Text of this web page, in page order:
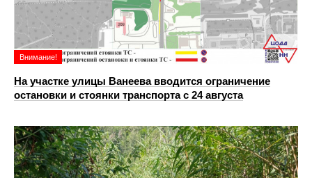
Внимание!
На участке улицы Ванеева вводится ограничение
остановки и стоянки транспорта с 24 августа